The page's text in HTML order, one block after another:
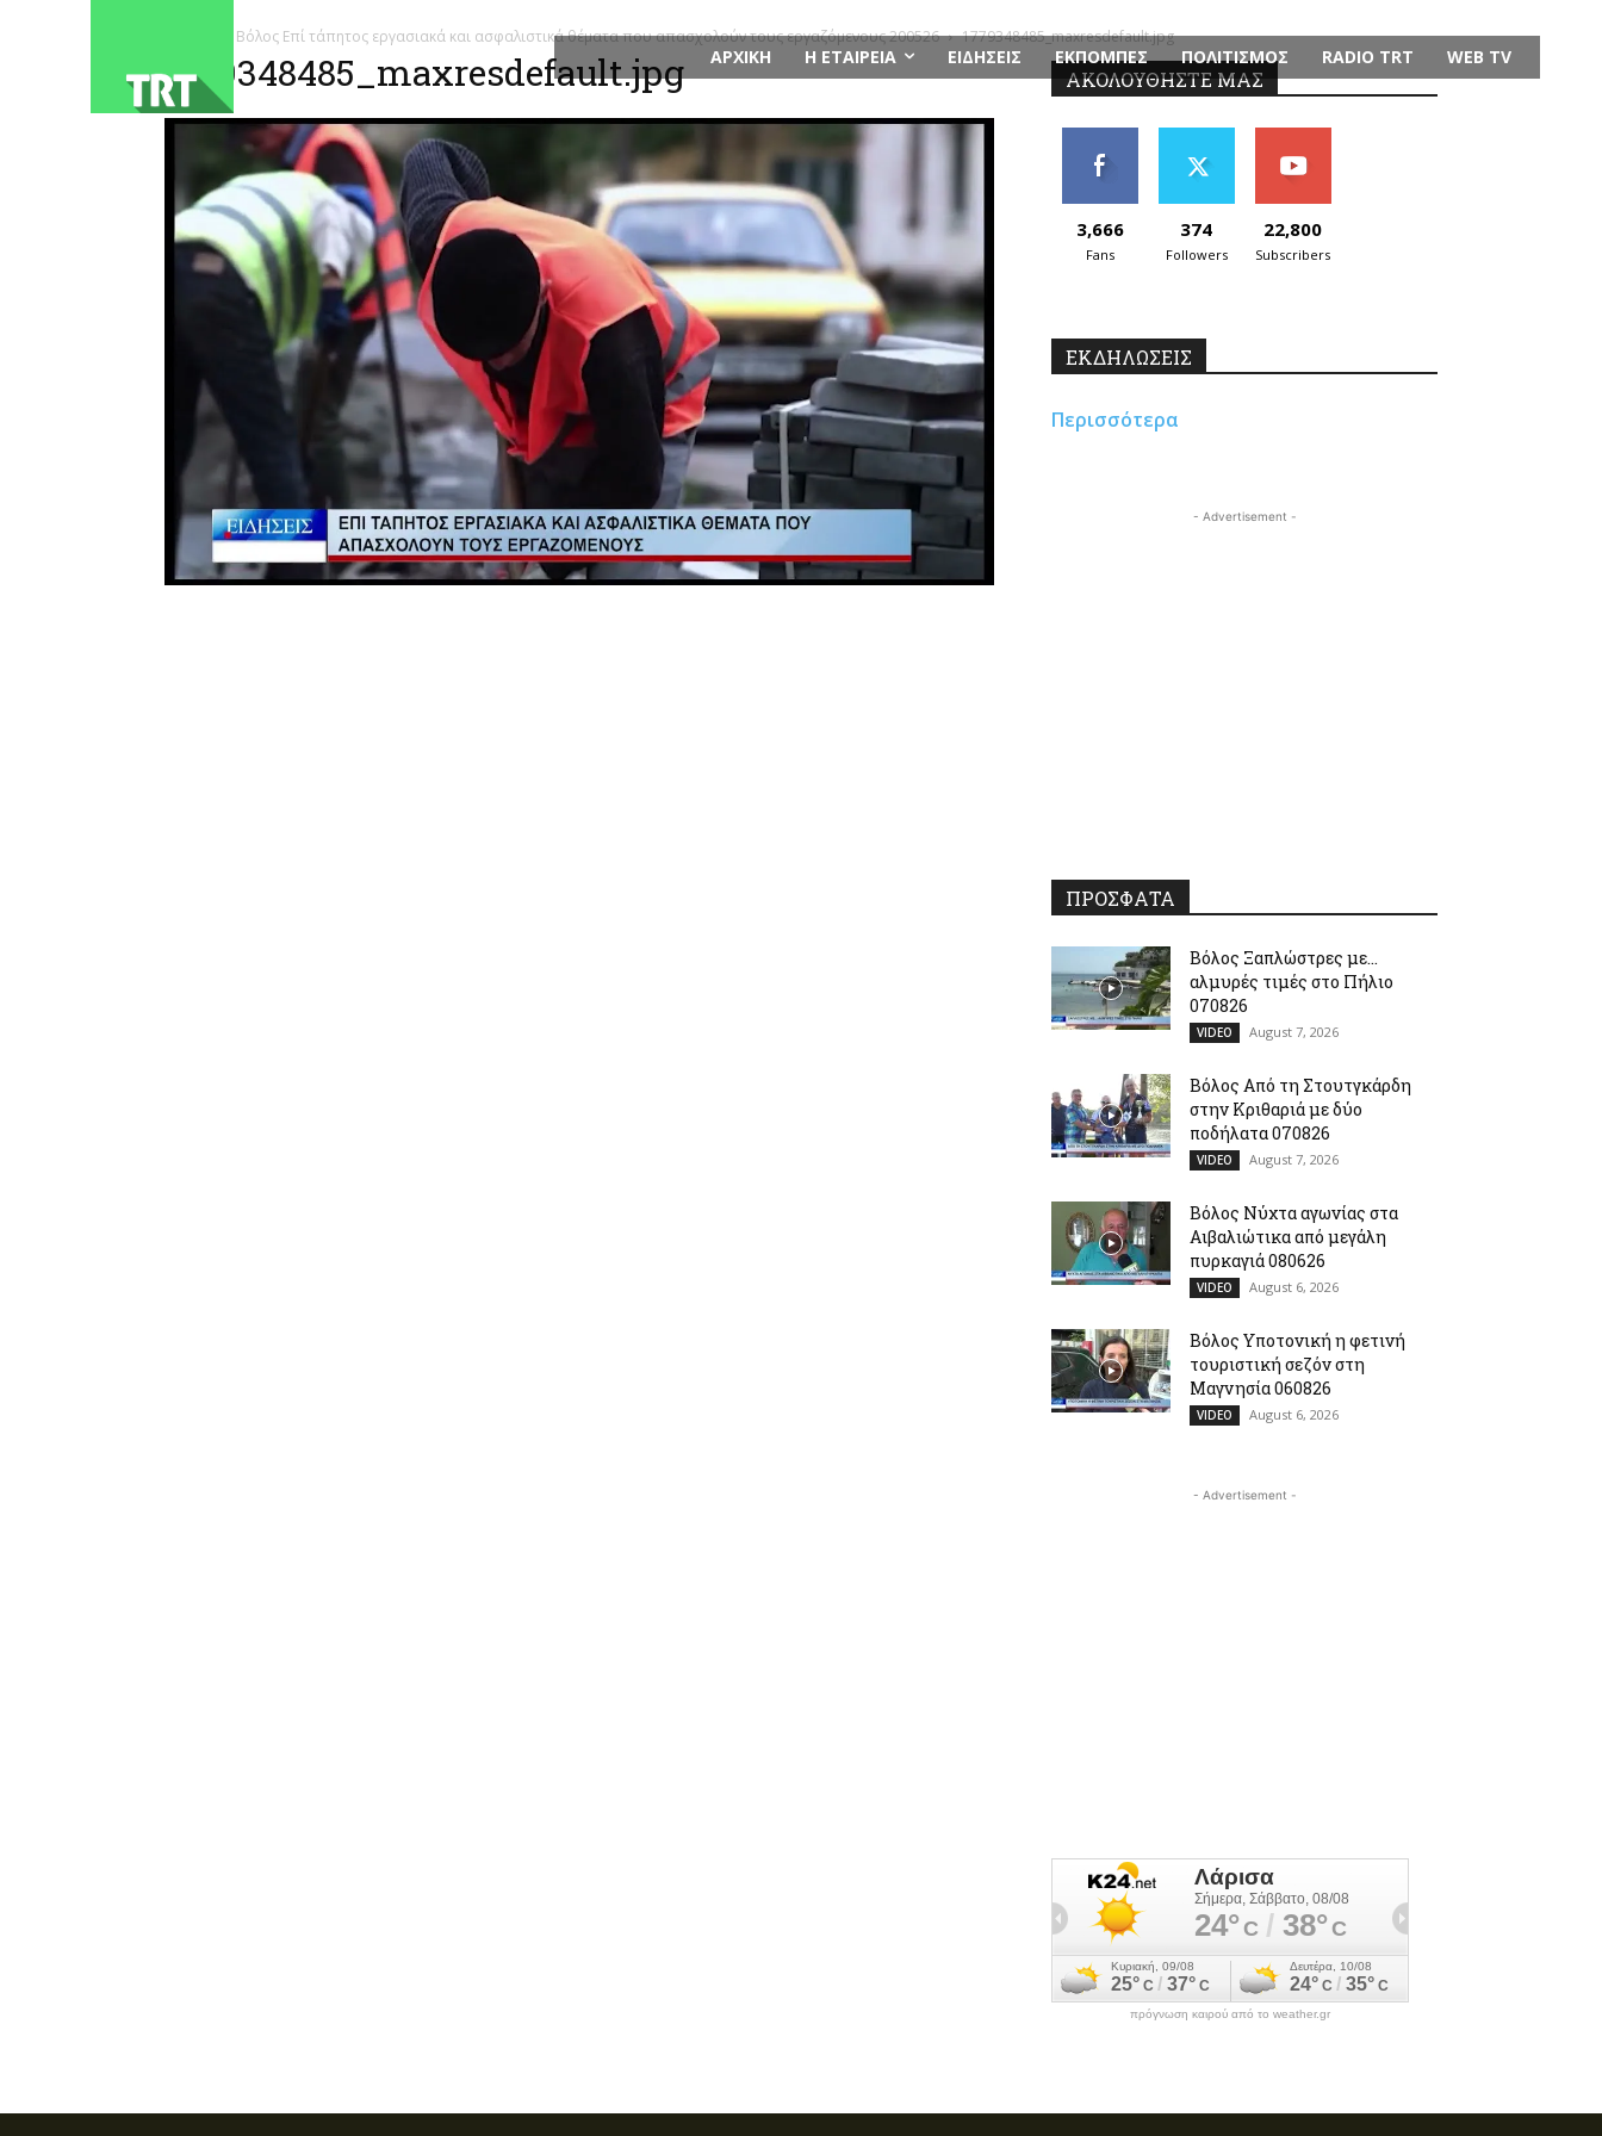
ΑΡΧΙΚΗ Η ΕΤΑΙΡΕΙΑ ΕΙΔΗΣΕΙΣ ΕΚΠΟΜΠΕΣ ΠΟΛΙΤΙΣΜΟΣ RADIO TRT WEB TV
Βόλος Επί τάπητος εργασιακά και ασφαλιστικά θέματα που απασχολούν τους εργαζόμενους 200526 1779348485_maxresdefault.jpg
1779348485_maxresdefault.jpg ΑΚΟΛΟΥΘΗΣΤΕ ΜΑΣ
3,666
Fans
374
Followers
22,800
Subscribers
ΕΚΔΗΛΩΣΕΙΣ
Περισσότερα
- Advertisement -
ΠΡΟΣΦΑΤΑ
Βόλος Ξαπλώστρες με…
αλμυρές τιμές στο Πήλιο
070826
VIDEO August 7, 2026
Βόλος Από τη Στουτγκάρδη
στην Κριθαριά με δύο
ποδήλατα 070826
VIDEO August 7, 2026
Βόλος Νύχτα αγωνίας στα
Αιβαλιώτικα από μεγάλη
πυρκαγιά 080626
VIDEO August 6, 2026
Βόλος Υποτονική η φετινή
τουριστική σεζόν στη
Μαγνησία 060826
VIDEO August 6, 2026
- Advertisement -
πρόγνωση καιρού από το weather.gr